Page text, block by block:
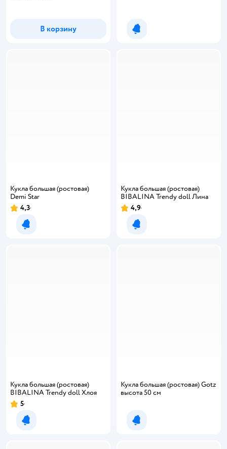
В корзину Уведомить о появлении
Кукла большая (ростовая)
Demi Star
Рейтинг:
4,3
Уведомить о появлении
Кукла большая (ростовая)
BIBALINA Trendy doll Лина
Рейтинг:
4,9
Уведомить о появлении
Кукла большая (ростовая)
BIBALINA Trendy doll Хлоя
Рейтинг:
5
Уведомить о появлении
Кукла большая (ростовая) Gotz
высота 50 см
Уведомить о появлении